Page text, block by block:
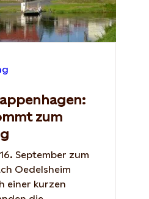
zum
zum
Oedelsheim
einer kurzen